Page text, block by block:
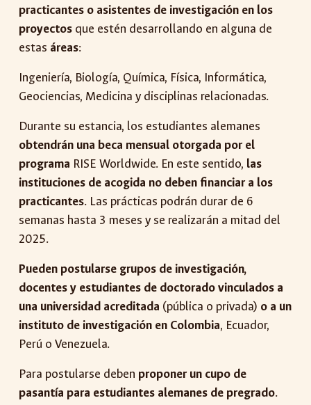
practicantes o asistentes de investigación en los
proyectos que estén desarrollando en alguna de
estas áreas:
Ingeniería, Biología, Química, Física, Informática,
Geociencias, Medicina y disciplinas relacionadas.
Durante su estancia, los estudiantes alemanes
obtendrán una beca mensual otorgada por el
programa RISE Worldwide. En este sentido, las
instituciones de acogida no deben financiar a los
practicantes. Las prácticas podrán durar de 6
semanas hasta 3 meses y se realizarán a mitad del
2025.
Pueden postularse grupos de investigación,
docentes y estudiantes de doctorado vinculados a
una universidad acreditada (pública o privada) o a un
instituto de investigación en Colombia, Ecuador,
Perú o Venezuela.
Para postularse deben proponer un cupo de
pasantía para estudiantes alemanes de pregrado.